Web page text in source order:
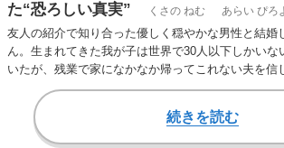
た“恐ろしい真実”
くさの ねむ あらい ぴろ
友人の紹介で知り合った優しく穏やかな男性と結婚
ん。生まれてきた我が子は世界で30人以下しかいな
いたが、残業で家になかなか帰ってこれない夫を信
けていた。 しか…
続きを読む